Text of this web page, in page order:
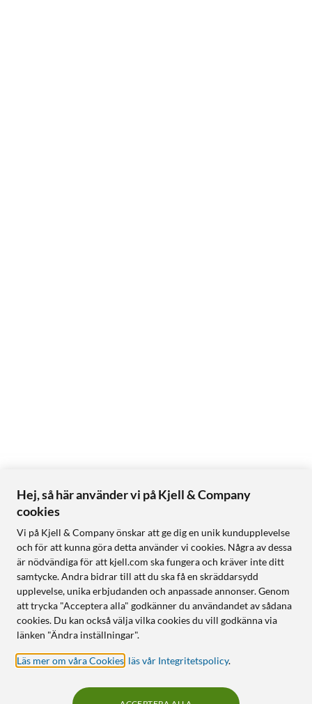
Hej, så här använder vi på Kjell & Company
cookies
Vi på Kjell & Company önskar att ge dig en unik kundupplevelse
och för att kunna göra detta använder vi cookies. Några av dessa
är nödvändiga för att kjell.com ska fungera och kräver inte ditt
samtycke. Andra bidrar till att du ska få en skräddarsydd
upplevelse, unika erbjudanden och anpassade annonser. Genom
att trycka "Acceptera alla" godkänner du användandet av sådana
cookies. Du kan också välja vilka cookies du vill godkänna via
länken "Ändra inställningar".
Läs mer om våra Cookies läs vår Integritetspolicy.